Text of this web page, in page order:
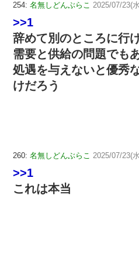
254: 名無しどんぶらこ 2025/07/23(
>>1
辞めて別のところに行
需要と供給の問題でも
処遇を与えないと優秀
けだろう
260: 名無しどんぶらこ 2025/07/23(
>>1
これは本当